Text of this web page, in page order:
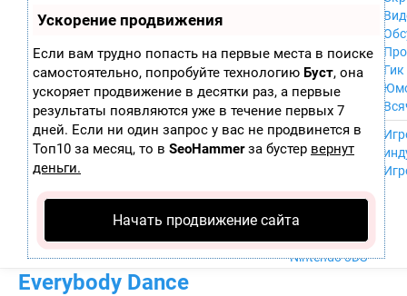
Ускорение продвижения
Если вам трудно попасть на первые места в поиске
самостоятельно, попробуйте технологию Буст, она
ускоряет продвижение в десятки раз, а первые
результаты появляются уже в течение первых 7
дней. Если ни один запрос у вас не продвинется в
Топ10 за месяц, то в SeoHammerза бустер вернут
деньги.
Начать продвижение сайта
Android
iPhone, iPod,
iPad
MacOS
Sega Mega Drive
NES
Wii U
PS4
Xbox One
Nintendo 3DS
Гик
Everybody Dance